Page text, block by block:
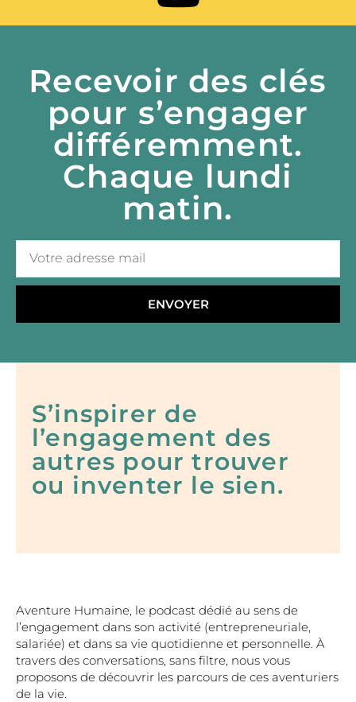
Recevoir des clés
pour s’engager
différemment.
Chaque lundi
matin.
ENVOYER
S’inspirer de
l’engagement des
autres pour trouver
ou inventer le sien.
Aventure Humaine, le podcast dédié au sens de
l’engagement dans son activité (entrepreneuriale,
salariée) et dans sa vie quotidienne et personnelle. À
travers des conversations, sans filtre, nous vous
proposons de découvrir les parcours de ces aventuriers
de la vie.